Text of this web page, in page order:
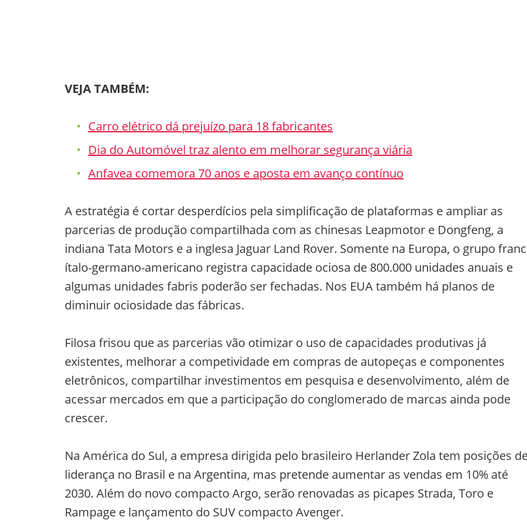
VEJA TAMBÉM:
Carro elétrico dá prejuízo para 18 fabricantes
Dia do Automóvel traz alento em melhorar segurança viária
Anfavea comemora 70 anos e aposta em avanço contínuo
A estratégia é cortar desperdícios pela simplificação de plataformas e ampliar as
parcerias de produção compartilhada com as chinesas Leapmotor e Dongfeng, a
indiana Tata Motors e a inglesa Jaguar Land Rover. Somente na Europa, o grupo
ítalo-germano-americano registra capacidade ociosa de 800.000 unidades anuais e
algumas unidades fabris poderão ser fechadas. Nos EUA também há planos de
diminuir ociosidade das fábricas.
Filosa frisou que as parcerias vão otimizar o uso de capacidades produtivas já
existentes, melhorar a competividade em compras de autopeças e componentes
eletrônicos, compartilhar investimentos em pesquisa e desenvolvimento, além de
acessar mercados em que a participação do conglomerado de marcas ainda pode
crescer.
Na América do Sul, a empresa dirigida pelo brasileiro Herlander Zola tem posições
liderança no Brasil e na Argentina, mas pretende aumentar as vendas em 10% até
2030. Além do novo compacto Argo, serão renovadas as picapes Strada, Toro e
Rampage e lançamento do SUV compacto Avenger.